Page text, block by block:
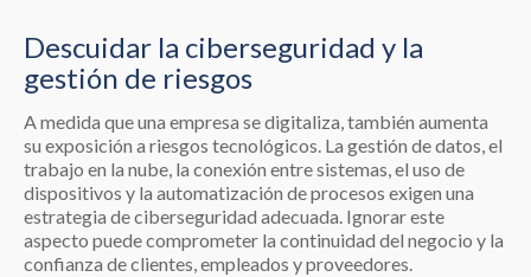
Descuidar la ciberseguridad y la
gestión de riesgos
A medida que una empresa se digitaliza, también aumenta
su exposición a riesgos tecnológicos. La gestión de datos, el
trabajo en la nube, la conexión entre sistemas, el uso de
dispositivos y la automatización de procesos exigen una
estrategia de ciberseguridad adecuada. Ignorar este
aspecto puede comprometer la continuidad del negocio y la
confianza de clientes, empleados y proveedores.